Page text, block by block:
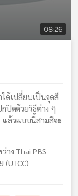
08:26
ด้เปลี่ยนเป็นจุดสี
ปิดด้วยวิธีต่าง ๆ
แล้วแบบนี้สามสีจะ
าง Thai PBS